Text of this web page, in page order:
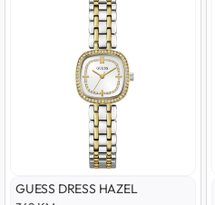
GUESS DRESS HAZEL